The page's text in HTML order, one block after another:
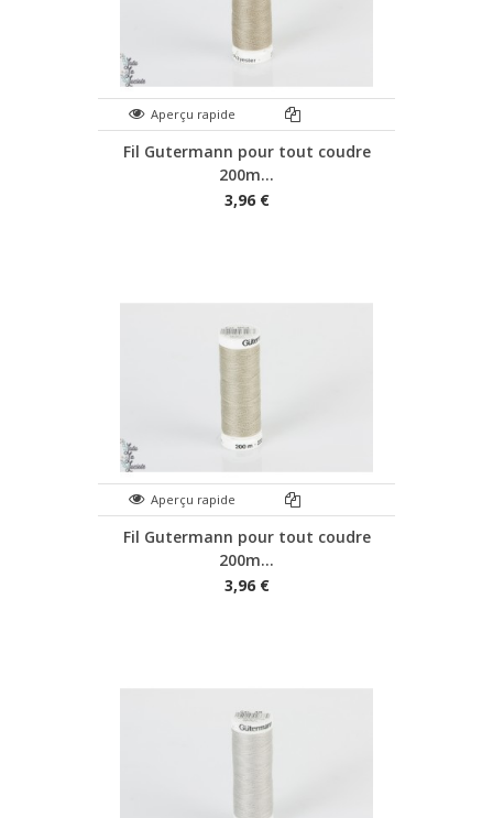
Aperçu rapide
Fil Gutermann pour tout coudre
200m...
3,96 €
Aperçu rapide
Fil Gutermann pour tout coudre
200m...
3,96 €